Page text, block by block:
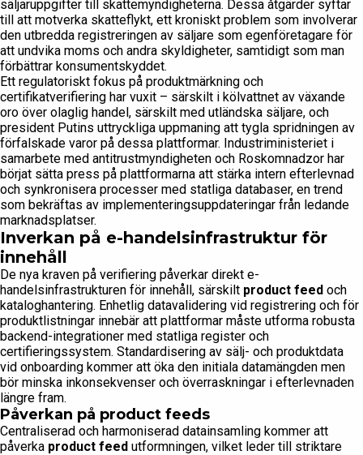
säljaruppgifter till skattemyndigheterna. Dessa åtgärder syftar
till att motverka skatteflykt, ett kroniskt problem som involverar
den utbredda registreringen av säljare som egenföretagare för
att undvika moms och andra skyldigheter, samtidigt som man
förbättrar konsumentskyddet.
Ett regulatoriskt fokus på produktmärkning och
certifikatverifiering har vuxit – särskilt i kölvattnet av växande
oro över olaglig handel, särskilt med utländska säljare, och
president Putins uttryckliga uppmaning att tygla spridningen av
förfalskade varor på dessa plattformar. Industriministeriet i
samarbete med antitrustmyndigheten och Roskomnadzor har
börjat sätta press på plattformarna att stärka intern efterlevnad
och synkronisera processer med statliga databaser, en trend
som bekräftas av implementeringsuppdateringar från ledande
marknadsplatser.
Inverkan på e-handelsinfrastruktur för
innehåll
De nya kraven på verifiering påverkar direkt e-
handelsinfrastrukturen för innehåll, särskilt product feed och
kataloghantering. Enhetlig datavalidering vid registrering och för
produktlistningar innebär att plattformar måste utforma robusta
backend-integrationer med statliga register och
certifieringssystem. Standardisering av sälj- och produktdata
vid onboarding kommer att öka den initiala datamängden men
bör minska inkonsekvenser och överraskningar i efterlevnaden
längre fram.
Påverkan på product feeds
Centraliserad och harmoniserad datainsamling kommer att
påverka product feed utformningen, vilket leder till striktare